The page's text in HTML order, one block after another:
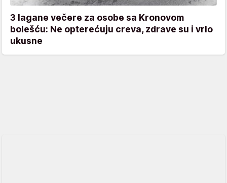
3 lagane večere za osobe sa Kronovom
bolešću: Ne opterećuju creva, zdrave su i vrlo
ukusne